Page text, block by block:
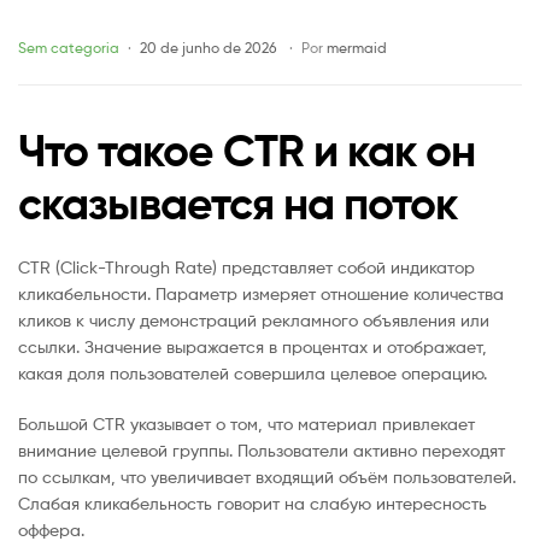
как
сказывается
на
поток
Categories
Sem categoria 20 de junho de 2026 Por mermaid
Что такое CTR и как он
сказывается на поток
CTR (Click-Through Rate) представляет собой индикатор
кликабельности. Параметр измеряет отношение количества
кликов к числу демонстраций рекламного объявления или
ссылки. Значение выражается в процентах и отображает,
какая доля пользователей совершила целевое операцию.
Большой CTR указывает о том, что материал привлекает
внимание целевой группы. Пользователи активно переходят
по ссылкам, что увеличивает входящий объём пользователей.
Слабая кликабельность говорит на слабую интересность
оффера.